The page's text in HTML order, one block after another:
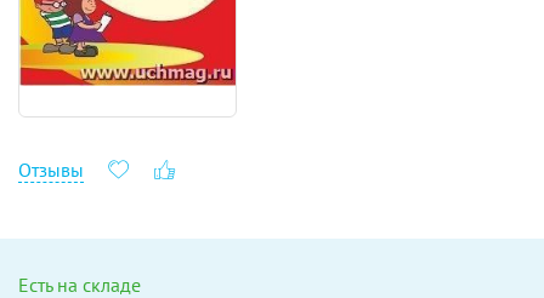
Отзывы
Есть на складе